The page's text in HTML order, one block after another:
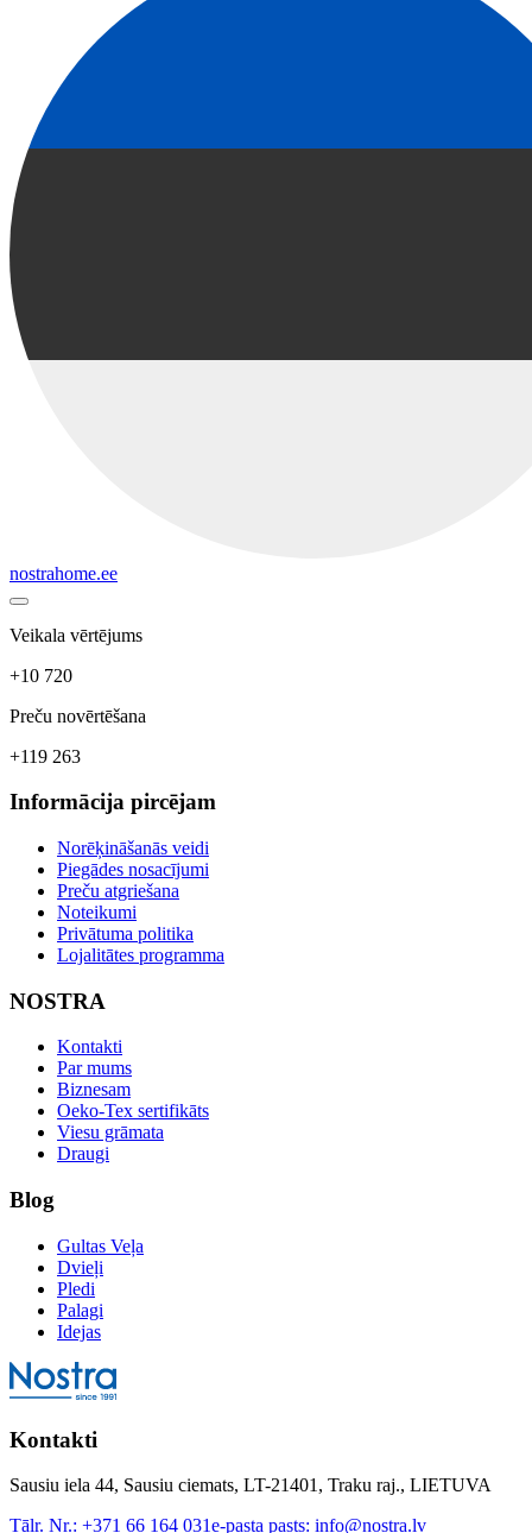
nostrahome.ee
Veikala vērtējums
+10 720
Preču novērtēšana
+119 263
Informācija pircējam
Norēķināšanās veidi
Piegādes nosacījumi
Preču atgriešana
Noteikumi
Privātuma politika
Lojalitātes programma
NOSTRA
Kontakti
Par mums
Biznesam
Oeko-Tex sertifikāts
Viesu grāmata
Draugi
Blog
Gultas Veļa
Dvieļi
Pledi
Palagi
Idejas
Kontakti
Sausiu iela 44, Sausiu ciemats, LT-21401, Traku raj., LIETUVA
Tālr. Nr.: +371 66 164 031e-pasta pasts: info@nostra.lv